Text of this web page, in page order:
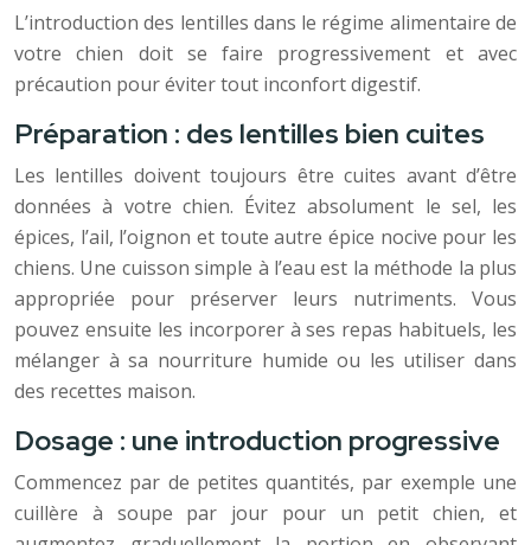
L’introduction des lentilles dans le régime alimentaire de
votre chien doit se faire progressivement et avec
précaution pour éviter tout inconfort digestif.
Préparation : des lentilles bien cuites
Les lentilles doivent toujours être cuites avant d’être
données à votre chien. Évitez absolument le sel, les
épices, l’ail, l’oignon et toute autre épice nocive pour les
chiens. Une cuisson simple à l’eau est la méthode la plus
appropriée pour préserver leurs nutriments. Vous
pouvez ensuite les incorporer à ses repas habituels, les
mélanger à sa nourriture humide ou les utiliser dans
des recettes maison.
Dosage : une introduction progressive
Commencez par de petites quantités, par exemple une
cuillère à soupe par jour pour un petit chien, et